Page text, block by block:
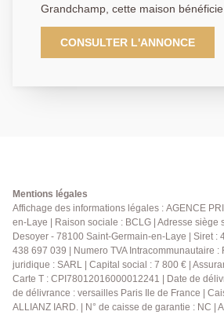
Grandchamp, cette maison
environnement résidentiel paisible et
en profitant de la proximité
de renom, tels que le Lycée
calme, sécurisé grâce à la présence
particulièrement agréable à vivre.
sur une entrée avec placards, un
avec espace de rangement, une
une salle à manger ainsi qu'un
séjour prolongé par un balcon
palier dessert trois chambres, dont
parentale avec placards et salle de
CONSULTER L'ANNONCE
Mentions légales
Affichage des informations légales : AGENCE
en-Laye | Raison sociale : BCLG | Adresse siège
Desoyer - 78100 Saint-Germain-en-Laye | Siret :
438 697 039 | Numero TVA Intracommunautaire :
juridique : SARL | Capital social : 7 800 € |
Carte T : CPI78012016000012241 | Date de
de délivrance : versailles Paris Ile de France |
ALLIANZ IARD. | N° de caisse de garantie : NC |